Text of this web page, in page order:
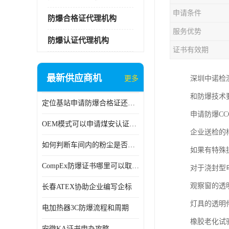
防爆合格证代理机构
防爆认证代理机构
最新供应商机 更多
定位基站申请防爆合格证还是防爆3C认证呢？
OEM模式可以申请煤安认证吗？
如何判断车间内的粉尘是否为爆炸性粉尘？
CompEx防爆证书哪里可以取得？
长春ATEX协助企业编写企标
电加热器3C防爆流程和周期
申请条件
服务优势
证书有效期
深圳中诺检
和防爆技术
申请防爆
企业送检的
如果有特殊
对于浇封型
观察窗的透
灯具的透明
橡胶老化试